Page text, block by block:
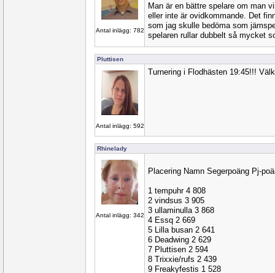
Antal inlägg: 782
Man är en bättre spelare om man
eller inte är ovidkommande. Det
som jag skulle bedöma som
spelaren rullar dubbelt så mycket
Pluttisen
Antal inlägg: 592
Turnering i Flodhästen 19:45!!!
Rhinelady
Antal inlägg: 342
Placering Namn Segerpoäng Pj-
1 tempuhr 4 808
2 vindsus 3 905
3 ullaminulla 3 868
4 Essq 2 669
5 Lilla busan 2 641
6 Deadwing 2 629
7 Pluttisen 2 594
8 Trixxie/rufs 2 439
9 Freakyfestis 1 528